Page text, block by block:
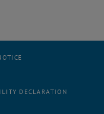
DECLARATION